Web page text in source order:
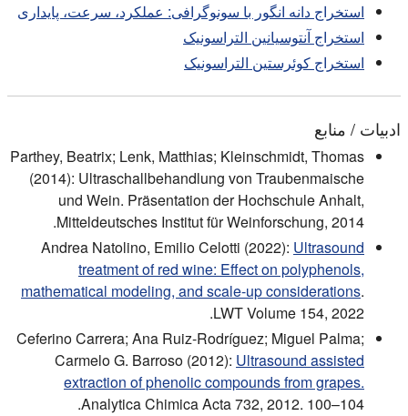
استخراج دانه انگور با سونوگرافی: عملکرد، سرعت، پایداری
استخراج آنتوسیانین التراسونیک
استخراج کوئرستین التراسونیک
ادبیات / منابع
Parthey, Beatrix; Lenk, Matthias; Kleinschmidt, Thomas
(2014): Ultraschallbehandlung von Traubenmaische
und Wein. Präsentation der Hochschule Anhalt,
Mitteldeutsches Institut für Weinforschung, 2014.
Andrea Natolino, Emilio Celotti (2022): Ultrasound
treatment of red wine: Effect on polyphenols,
mathematical modeling, and scale-up considerations.
LWT Volume 154, 2022.
Ceferino Carrera; Ana Ruiz-Rodríguez; Miguel Palma;
Carmelo G. Barroso (2012): Ultrasound assisted
extraction of phenolic compounds from grapes.
Analytica Chimica Acta 732, 2012. 100–104.